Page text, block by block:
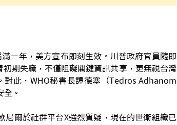
一年，美方宣布即刻生效。川普政府官員隨即
期失職，不僅阻礙關鍵資訊共享，更無視台灣
此，WHO秘書長譚德塞（Tedros Adhanom
全。
尼爾於社群平台X強烈質疑，現在的世衛組織已